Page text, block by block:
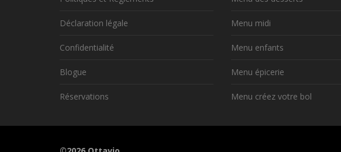
Déclaration légale
Confidentialité
Blogue
Réservations
Menu midi
Menu enfants
Menu épicerie
Menu créez votre bol